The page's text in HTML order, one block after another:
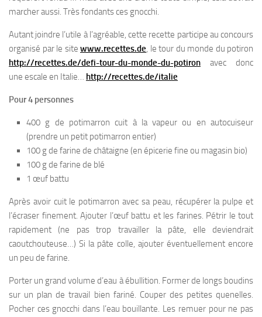
marcher aussi. Très fondants ces gnocchi.
Autant joindre l’utile à l’agréable, cette recette participe au concours
organisé par le site www.recettes.de, le tour du monde du potiron
http://recettes.de/defi-tour-du-monde-du-potiron avec donc
une escale en Italie… http://recettes.de/italie
Pour 4 personnes
400 g de potimarron cuit à la vapeur ou en autocuiseur
(prendre un petit potimarron entier)
100 g de farine de châtaigne (en épicerie fine ou magasin bio)
100 g de farine de blé
1 œuf battu
Après avoir cuit le potimarron avec sa peau, récupérer la pulpe et
l’écraser finement. Ajouter l’œuf battu et les farines. Pétrir le tout
rapidement (ne pas trop travailler la pâte, elle deviendrait
caoutchouteuse…) Si la pâte colle, ajouter éventuellement encore
un peu de farine.
Porter un grand volume d’eau à ébullition. Former de longs boudins
sur un plan de travail bien fariné. Couper des petites quenelles.
Pocher ces gnocchi dans l’eau bouillante. Les remuer pour ne pas